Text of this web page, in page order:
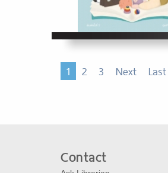
1 2 3 Next Last
Contact